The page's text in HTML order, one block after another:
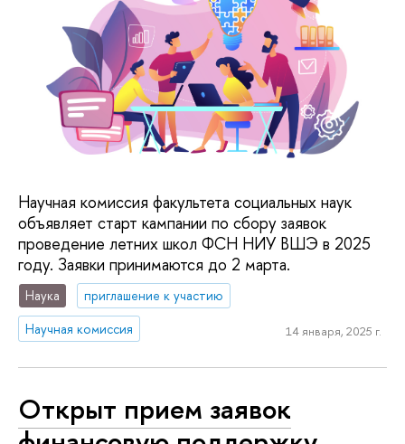
Научная комиссия факультета социальных наук
объявляет старт кампании по сбору заявок
проведение летних школ ФСН НИУ ВШЭ в 2025
году. Заявки принимаются до 2 марта.
Наука
приглашение к участию
Научная комиссия
14 января, 2025 г.
Открыт прием заявок